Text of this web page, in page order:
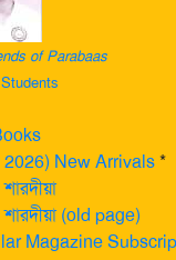
of Parabaas
2026) New Arrivals*
(old page)
Magazine